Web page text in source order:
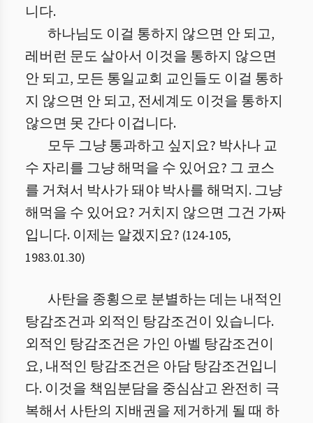
니다.
하나님도 이걸 통하지 않으면 안 되고,
레버런 문도 살아서 이것을 통하지 않으면
안 되고, 모든 통일교회 교인들도 이걸 통하
지 않으면 안 되고, 전세계도 이것을 통하지
않으면 못 간다 이겁니다.
모두 그냥 통과하고 싶지요? 박사나 교
수 자리를 그냥 해먹을 수 있어요? 그 코스
를 거쳐서 박사가 돼야 박사를 해먹지. 그냥
해먹을 수 있어요? 거치지 않으면 그건 가짜
입니다. 이제는 알겠지요? (124-105,
1983.01.30)
사탄을 종횡으로 분별하는 데는 내적인
탕감조건과 외적인 탕감조건이 있습니다.
외적인 탕감조건은 가인 아벨 탕감조건이
요, 내적인 탕감조건은 아담 탕감조건입니
다. 이것을 책임분담을 중심삼고 완전히 극
복해서 사탄의 지배권을 제거하게 될 때 하